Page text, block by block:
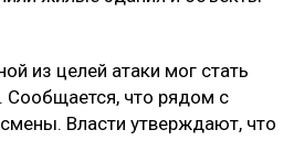
из целей атаки мог стать
Сообщается, что рядом с
Власти утверждают, что